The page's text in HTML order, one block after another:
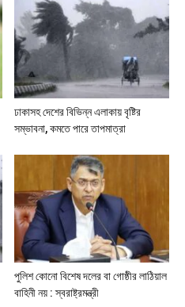
ঢাকাসহ দেশের বিভিন্ন এলাকায় বৃষ্টির
সম্ভাবনা, কমতে পারে তাপমাত্রা
পুলিশ কোনো বিশেষ দলের বা গোষ্ঠীর লাঠিয়াল
বাহিনী নয় : স্বরাষ্ট্রমন্ত্রী